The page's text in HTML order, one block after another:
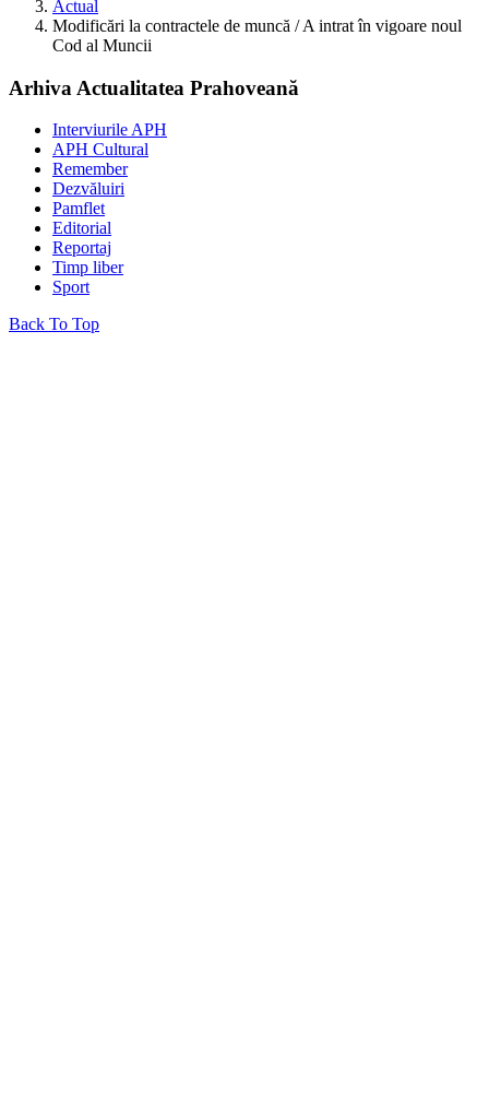
Actual
Modificări la contractele de muncă / A intrat în vigoare noul
Cod al Muncii
Arhiva Actualitatea Prahoveană
Interviurile APH
APH Cultural
Remember
Dezvăluiri
Pamflet
Editorial
Reportaj
Timp liber
Sport
Back To Top